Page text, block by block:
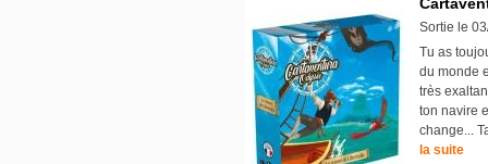
Sortie le
Tu as
du monde
très
ton navire
change...
la suite